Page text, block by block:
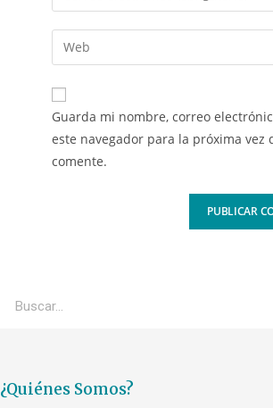
Guarda mi nombre, correo
este navegador para la próxima vez
comente.
¿Quiénes Somos?